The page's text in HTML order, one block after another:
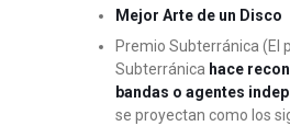
Mejor Arte de un Disco
Premio Subterránica (El
Subterránica hace
bandas o agentes
se proyectan como los